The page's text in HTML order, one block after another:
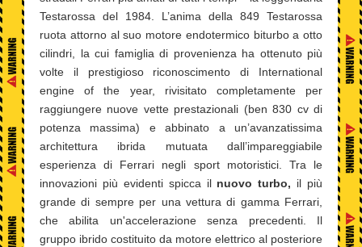
Testarossa del 1984. L’anima della 849 Testarossa
ruota attorno al suo motore endotermico biturbo a otto
cilindri, la cui famiglia di provenienza ha ottenuto più
volte il prestigioso riconoscimento di International
engine of the year, rivisitato completamente per
raggiungere nuove vette prestazionali (ben 830 cv di
potenza massima) e abbinato a un’avanzatissima
architettura ibrida mutuata dall’impareggiabile
esperienza di Ferrari negli sport motoristici. Tra le
innovazioni più evidenti spicca il nuovo turbo, il più
grande di sempre per una vettura di gamma Ferrari,
che abilita un'accelerazione senza precedenti. Il
gruppo ibrido costituito da motore elettrico al posteriore